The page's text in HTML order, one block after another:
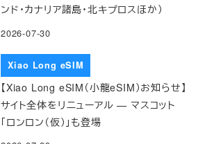
ンド・カナリア諸島・北キプロスほか）
2026-07-30
Xiao Long eSIM
【Xiao Long eSIM（小龍eSIM）お知らせ】
サイト全体をリニューアル — マスコット
「ロンロン（仮）」も登場